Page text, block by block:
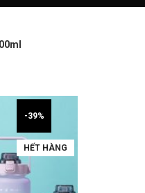
-39%
HẾT HÀNG